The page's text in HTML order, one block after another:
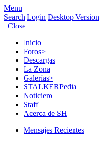
Menu
Search Login Desktop Version
Close
Inicio
Foros>
Descargas
La Zona
Galerías>
STALKERPedia
Noticiero
Staff
Acerca de SH
Mensajes Recientes